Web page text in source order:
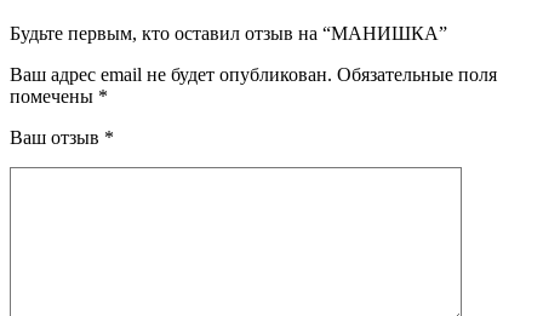
Будьте первым, кто оставил отзыв на “МАНИШКА”
Ваш адрес email не будет опубликован. Обязательные поля
помечены *
Ваш отзыв *